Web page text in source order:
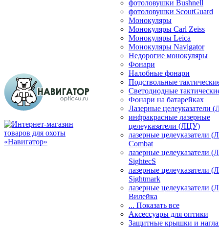
фотоловушки Bushnell
фотоловушки ScoutGuard
Монокуляры
Монокуляры Carl Zeiss
Монокуляры Leica
Монокуляры Navigator
Недорогие монокуляры
Фонари
Налобные фонари
Подствольные
Светодиодные
Фонари на батарейках
Лазерные целеуказатели
инфракрасные лазерные
целеуказатели (ЛЦУ)
лазерные целеуказатели
Combat
лазерные целеуказатели
SightecS
лазерные целеуказатели
Sightmark
лазерные целеуказатели
Вилейка
... Показать все
Аксессуары для оптики
Защитные крышки и